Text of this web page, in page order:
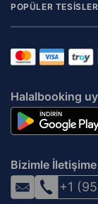
POPÜLER TESİSLER
Halalbooking
Bizimle
+1